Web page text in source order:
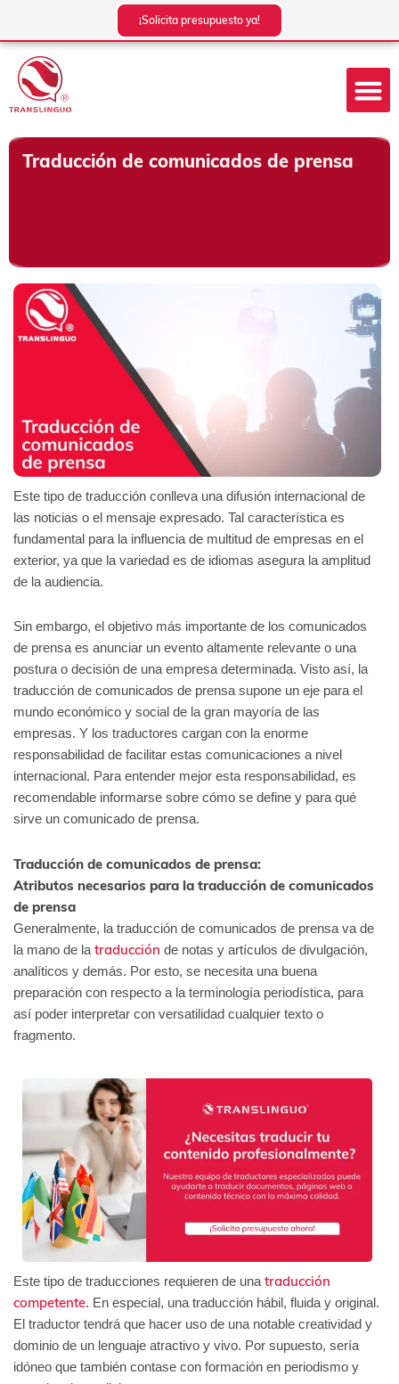
contenido
¡Solicita presupuesto ya!
Traducción de comunicados de prensa
Este tipo de traducción conlleva una difusión internacional de
las noticias o el mensaje expresado. Tal característica es
fundamental para la influencia de multitud de empresas en el
exterior, ya que la variedad es de idiomas asegura la amplitud
de la audiencia.
Sin embargo, el objetivo más importante de los comunicados
de prensa es anunciar un evento altamente relevante o una
postura o decisión de una empresa determinada. Visto así, la
traducción de comunicados de prensa supone un eje para el
mundo económico y social de la gran mayoría de las
empresas. Y los traductores cargan con la enorme
responsabilidad de facilitar estas comunicaciones a nivel
internacional. Para entender mejor esta responsabilidad, es
recomendable informarse sobre cómo se define y para qué
sirve un comunicado de prensa.
Traducción de comunicados de prensa:
Atributos necesarios para la traducción de comunicados
de prensa
Generalmente, la traducción de comunicados de prensa va de
la mano de la traducción de notas y artículos de divulgación,
analíticos y demás. Por esto, se necesita una buena
preparación con respecto a la terminología periodística, para
así poder interpretar con versatilidad cualquier texto o
fragmento.
Este tipo de traducciones requieren de una traducción
competente. En especial, una traducción hábil, fluida y original.
El traductor tendrá que hacer uso de una notable creatividad y
dominio de un lenguaje atractivo y vivo. Por supuesto, sería
idóneo que también contase con formación en periodismo y